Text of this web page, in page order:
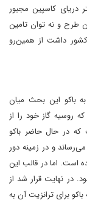
دریای کاسپین مجبور
طرح و نه توان تامین
کشور داشت از همین‌رو
باکو این بحث میان
روسیه گاز خود را از
که در حال حاضر باکو
و در زمینه دور
است. اما در قالب این
در نهایت قرار شد از
برای ترانزیت آن به